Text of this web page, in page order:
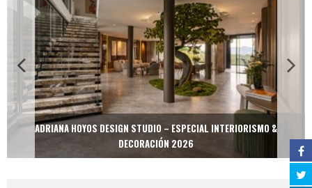
ADRIANA HOYOS DESIGN STUDIO – ESPECIAL INTERIORISMO &
DECORACIÓN 2026